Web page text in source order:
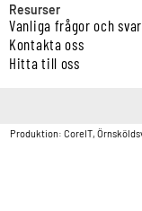
Resurser
Vanliga frågor och svar
Kontakta oss
Hitta till oss
Produktion: CoreIT,